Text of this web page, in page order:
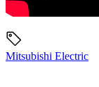
Mitsubishi Electric